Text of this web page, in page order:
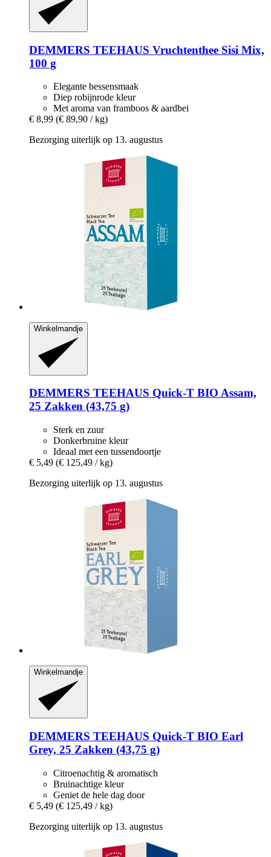
DEMMERS TEEHAUS Vruchtenthee Sisi Mix,
100 g
Elegante bessensmaak
Diep robijnrode kleur
Met aroma van framboos & aardbei
€ 8,99 (€ 89,90 / kg)
Bezorging uiterlijk op 13. augustus
Winkelmandje
DEMMERS TEEHAUS Quick-​T BIO Assam,
25 Zakken (43,75 g)
Sterk en zuur
Donkerbruine kleur
Ideaal met een tussendoortje
€ 5,49 (€ 125,49 / kg)
Bezorging uiterlijk op 13. augustus
Winkelmandje
DEMMERS TEEHAUS Quick-​T BIO Earl
Grey, 25 Zakken (43,75 g)
Citroenachtig & aromatisch
Bruinachtige kleur
Geniet de hele dag door
€ 5,49 (€ 125,49 / kg)
Bezorging uiterlijk op 13. augustus